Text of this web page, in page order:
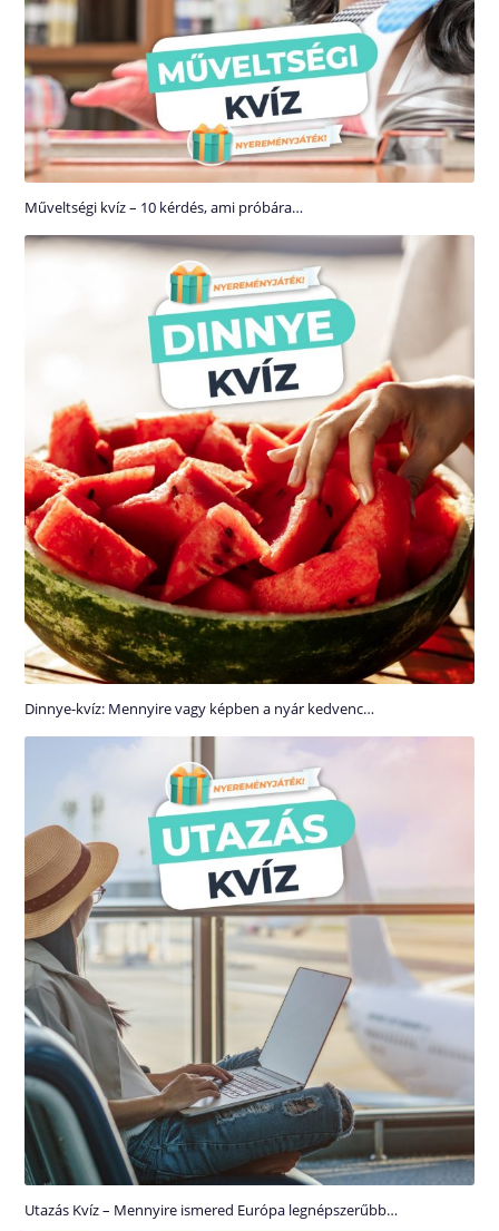
Műveltségi kvíz – 10 kérdés, ami próbára…
Dinnye-kvíz: Mennyire vagy képben a nyár kedvenc…
Utazás Kvíz – Mennyire ismered Európa legnépszerűbb…